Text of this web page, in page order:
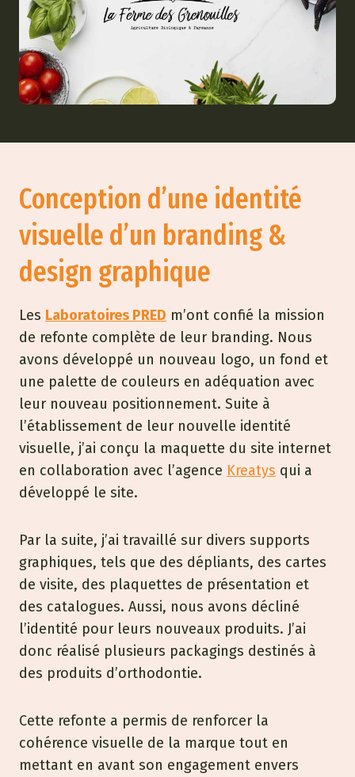
Conception d’une identité
visuelle d’un branding &
design graphique
Les Laboratoires PRED m’ont confié la mission
de refonte complète de leur branding. Nous
avons développé un nouveau logo, un fond et
une palette de couleurs en adéquation avec
leur nouveau positionnement. Suite à
l’établissement de leur nouvelle identité
visuelle, j’ai conçu la maquette du site internet
en collaboration avec l’agence Kreatys qui a
développé le site.
Par la suite, j’ai travaillé sur divers supports
graphiques, tels que des dépliants, des cartes
de visite, des plaquettes de présentation et
des catalogues. Aussi, nous avons décliné
l’identité pour leurs nouveaux produits. J’ai
donc réalisé plusieurs packagings destinés à
des produits d’orthodontie.
Cette refonte a permis de renforcer la
cohérence visuelle de la marque tout en
mettant en avant son engagement envers